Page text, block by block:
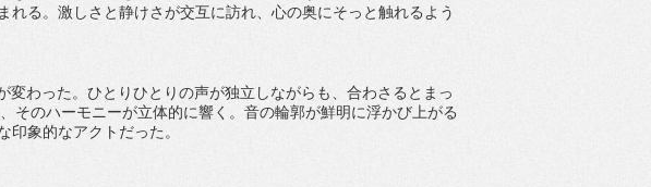
れる。 激しさと静けさが交互に訪れ、 心の奥にそっと触れるよう
わった。 ひとりひとりの声が独立しながらも、 合わさるとまっ
そのハーモニーが立体的に響く。 音の輪郭が鮮明に浮かび上がる
印象的なアクトだった。